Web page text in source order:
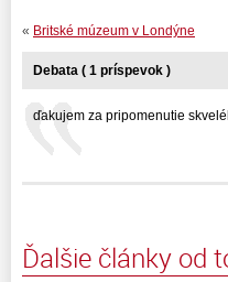
« Britské múzeum v Londýne
Debata ( 1 príspevok )
ďakujem za pripomenutie
Ďalšie články od